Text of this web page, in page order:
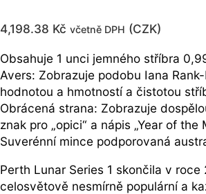
4,198.38 Kč včetně DPH (CZK)
Obsahuje 1 unci jemného stříbra
Avers: Zobrazuje podobu Iana
hodnotou a hmotností a čistotou
Obrácená strana: Zobrazuje
znak pro „opici“ a nápis „Year of
Suverénní mince podporovaná
Perth Lunar Series 1 skončila v
celosvětově nesmírně populární a